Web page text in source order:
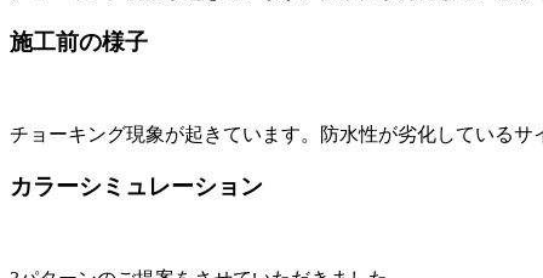
施工前の様子
チョーキング現象が起きています。防水性が劣化しているサ
カラーシミュレーション